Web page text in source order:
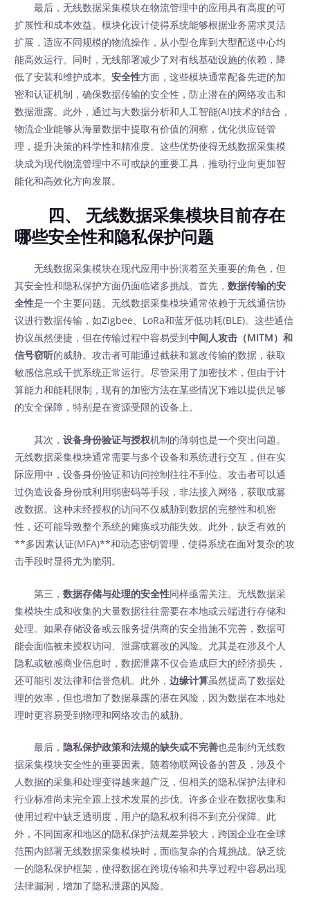
最后，无线数据采集模块在物流管理中的应用具有高度的可
扩展性和成本效益。模块化设计使得系统能够根据业务需求灵活
扩展，适应不同规模的物流操作，从小型仓库到大型配送中心均
能高效运行。同时，无线部署减少了对有线基础设施的依赖，降
低了安装和维护成本。安全性方面，这些模块通常配备先进的加
密和认证机制，确保数据传输的安全性，防止潜在的网络攻击和
数据泄露。此外，通过与大数据分析和人工智能(AI)技术的结合，
物流企业能够从海量数据中提取有价值的洞察，优化供应链管
理，提升决策的科学性和精准度。这些优势使得无线数据采集模
块成为现代物流管理中不可或缺的重要工具，推动行业向更加智
能化和高效化方向发展。
四、 无线数据采集模块目前存在
哪些安全性和隐私保护问题
无线数据采集模块在现代应用中扮演着至关重要的角色，但
其安全性和隐私保护方面仍面临诸多挑战。首先，数据传输的安
全性是一个主要问题。无线数据采集模块通常依赖于无线通信协
议进行数据传输，如Zigbee、LoRa和蓝牙低功耗(BLE)。这些通信
协议虽然便捷，但在传输过程中容易受到中间人攻击（MITM）和
信号窃听的威胁。攻击者可能通过截获和篡改传输的数据，获取
敏感信息或干扰系统正常运行。尽管采用了加密技术，但由于计
算能力和能耗限制，现有的加密方法在某些情况下难以提供足够
的安全保障，特别是在资源受限的设备上。
其次，设备身份验证与授权机制的薄弱也是一个突出问题。
无线数据采集模块通常需要与多个设备和系统进行交互，但在实
际应用中，设备身份验证和访问控制往往不到位。攻击者可以通
过伪造设备身份或利用弱密码等手段，非法接入网络，获取或篡
改数据。这种未经授权的访问不仅威胁到数据的完整性和机密
性，还可能导致整个系统的瘫痪或功能失效。此外，缺乏有效的
**多因素认证(MFA)**和动态密钥管理，使得系统在面对复杂的攻
击手段时显得尤为脆弱。
第三，数据存储与处理的安全性同样亟需关注。无线数据采
集模块生成和收集的大量数据往往需要在本地或云端进行存储和
处理。如果存储设备或云服务提供商的安全措施不完善，数据可
能会面临被未授权访问、泄露或篡改的风险。尤其是在涉及个人
隐私或敏感商业信息时，数据泄露不仅会造成巨大的经济损失，
还可能引发法律和信誉危机。此外，边缘计算虽然提高了数据处
理的效率，但也增加了数据暴露的潜在风险，因为数据在本地处
理时更容易受到物理和网络攻击的威胁。
最后，隐私保护政策和法规的缺失或不完善也是制约无线数
据采集模块安全性的重要因素。随着物联网设备的普及，涉及个
人数据的采集和处理变得越来越广泛，但相关的隐私保护法律和
行业标准尚未完全跟上技术发展的步伐。许多企业在数据收集和
使用过程中缺乏透明度，用户的隐私权利得不到充分保障。此
外，不同国家和地区的隐私保护法规差异较大，跨国企业在全球
范围内部署无线数据采集模块时，面临复杂的合规挑战。缺乏统
一的隐私保护框架，使得数据在跨境传输和共享过程中容易出现
法律漏洞，增加了隐私泄露的风险。